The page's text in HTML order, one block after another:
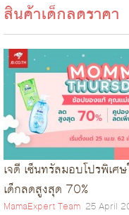
สินค้าเด็กลดราคา
เจดี เซ็นทรัลมอบโปรพิเ
เด็กลดสูงสุด 70%
MamaExpert Team 25 April